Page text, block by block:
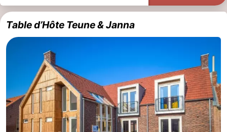
Table d’Hôte Teune & Janna